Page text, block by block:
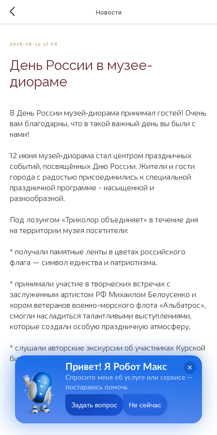
Новости
2026-06-15 17:06
День России в музее-
диораме
В День России музей‑диорама принимал гостей! Очень
вам благодарны, что в такой важный день вы были с
нами!
12 июня музей‑диорама стал центром праздничных
событий, посвящённых Дню России. Жители и гости
города с радостью присоединились к специальной
праздничной программе - насыщенной и
разнообразной.
Под лозунгом «Триколор объединяет» в течение дня
на территории музея посетители:
* получали памятные ленты в цветах российского
флага — символ единства и патриотизма,
* принимали участие в творческих встречах с
заслуженным артистом РФ Михаилом Белоусенко и
хором ветеранов военно-морского флота «Альбатрос»,
смогли насладиться талантливыми выступлениями,
которые создали особую праздничную атмосферу,
* слушали авторские экскурсии об участниках Курской
битвы.
Привет! Я Робот Макс
Спросите меня об услуге или сервисе —
постараюсь помочь
Задать вопрос Не сейчас